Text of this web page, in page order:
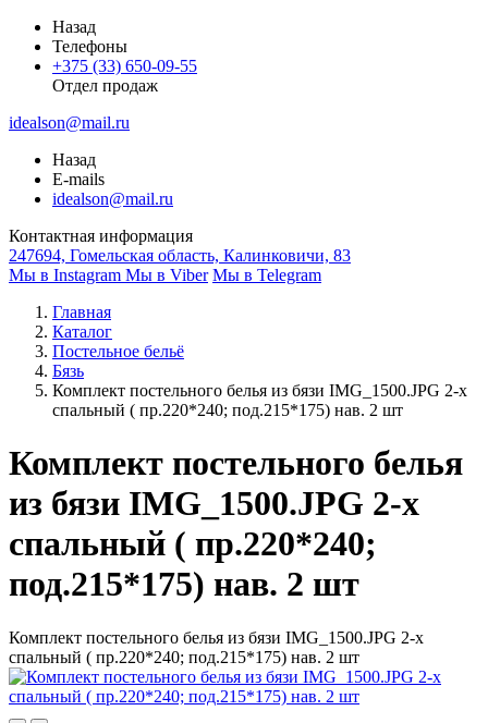
Назад
Телефоны
+375 (33) 650-09-55
Отдел продаж
idealson@mail.ru
Назад
E-mails
idealson@mail.ru
Контактная информация
247694, Гомельская область, Калинковичи, 83
Мы в Instagram Мы в Viber Мы в Telegram
Главная
Каталог
Постельное бельё
Бязь
Комплект постельного белья из бязи IMG_1500.JPG 2-х
спальный ( пр.220*240; под.215*175) нав. 2 шт
Комплект постельного белья
из бязи IMG_1500.JPG 2-х
спальный ( пр.220*240;
под.215*175) нав. 2 шт
Комплект постельного белья из бязи IMG_1500.JPG 2-х
спальный ( пр.220*240; под.215*175) нав. 2 шт